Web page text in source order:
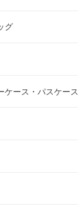
グ
ケース・パスケース